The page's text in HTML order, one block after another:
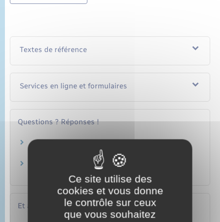
Textes de référence
Services en ligne et formulaires
Questions ? Réponses !
d'un enfant : quelles différences ?
Enfant décédé à la naissance : quelles sont les
règles d'état civil ?
Et aussi
Ce site utilise des
cookies et vous donne
le contrôle sur ceux
que vous souhaitez